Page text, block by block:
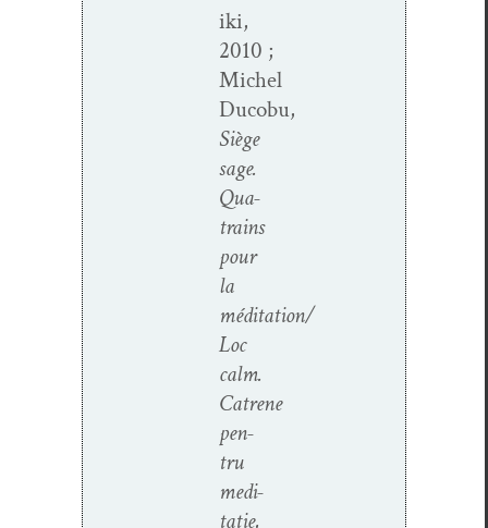
i­ki,
2010 ;
Michel
Ducobu,
Siège
sage.
Qua­
trains
pour
la
méditation/
Loc
calm.
Catrene
pen­
tru
medi­
taţie,